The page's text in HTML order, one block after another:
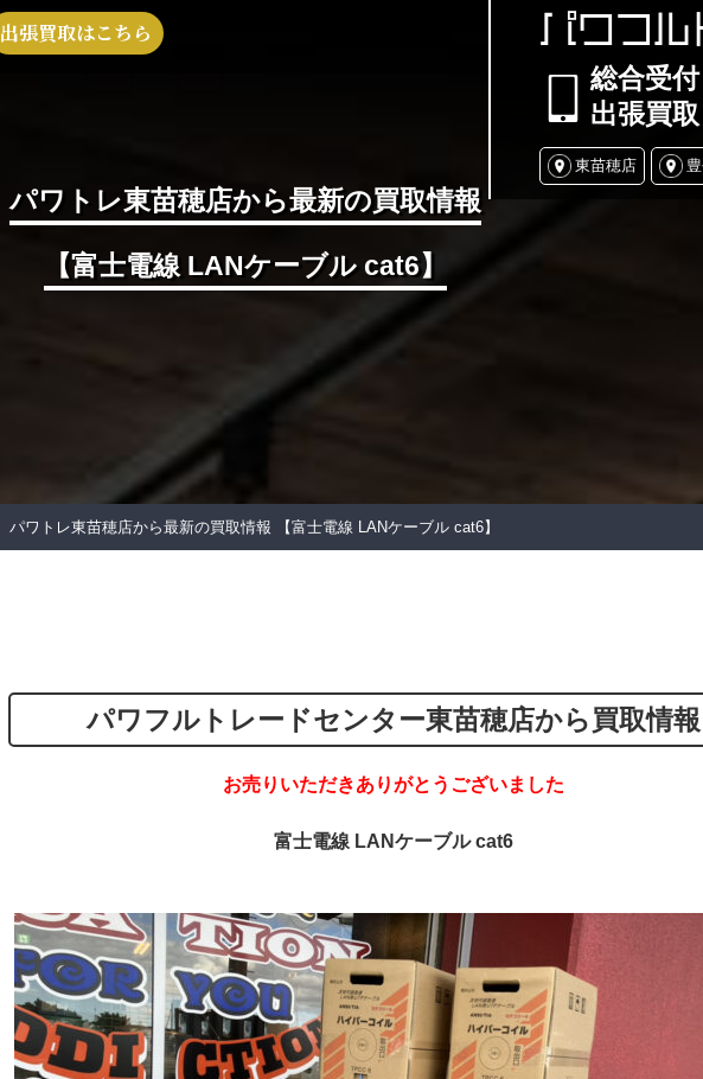
パワフ
総合受
出張買
東苗穂店
出張買取はこちら
パワトレ東苗穂店から最新の買取情報
【富士電線 LANケーブル cat6】
パワトレ東苗穂店から最新の買取情報 【富士電線 LANケーブル cat6】
パワフルトレードセンター東苗穂店から買取情報
お売りいただきありがとうございました
富士電線 LANケーブル cat6